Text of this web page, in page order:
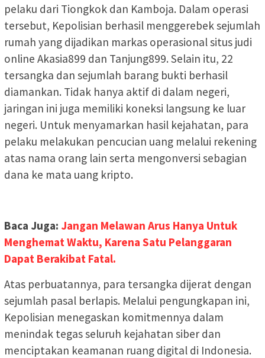
pelaku dari Tiongkok dan Kamboja. Dalam operasi
tersebut, Kepolisian berhasil menggerebek sejumlah
rumah yang dijadikan markas operasional situs judi
online Akasia899 dan Tanjung899. Selain itu, 22
tersangka dan sejumlah barang bukti berhasil
diamankan. Tidak hanya aktif di dalam negeri,
jaringan ini juga memiliki koneksi langsung ke luar
negeri. Untuk menyamarkan hasil kejahatan, para
pelaku melakukan pencucian uang melalui rekening
atas nama orang lain serta mengonversi sebagian
dana ke mata uang kripto.
Baca Juga: Jangan Melawan Arus Hanya Untuk
Menghemat Waktu, Karena Satu Pelanggaran
Dapat Berakibat Fatal.
Atas perbuatannya, para tersangka dijerat dengan
sejumlah pasal berlapis. Melalui pengungkapan ini,
Kepolisian menegaskan komitmennya dalam
menindak tegas seluruh kejahatan siber dan
menciptakan keamanan ruang digital di Indonesia.